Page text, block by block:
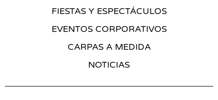
FIESTAS Y ESPECTÁCULOS
EVENTOS CORPORATIVOS
CARPAS A MEDIDA
NOTICIAS